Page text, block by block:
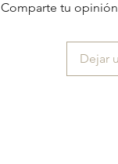
Comparte tu
Dejar